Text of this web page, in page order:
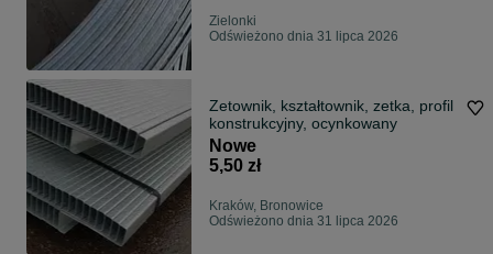
Zielonki
Odświeżono dnia 31 lipca 2026
Zetownik, kształtownik, zetka, profil
konstrukcyjny, ocynkowany
Nowe
5,50 zł
Kraków, Bronowice
Odświeżono dnia 31 lipca 2026